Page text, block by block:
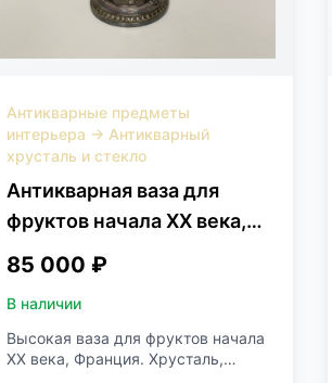
Антикварные предметы
интерьера → Антикварный
хрусталь и стекло
Антикварная ваза для
фруктов начала XX века,
Сhristofle
85 000 ₽
В наличии
Высокая ваза для фруктов начала
XX века, Франция. Хрусталь,